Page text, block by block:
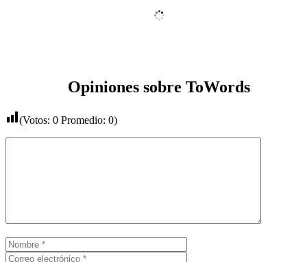
Opiniones sobre ToWords
(Votos: 0 Promedio: 0)
Nombre
electrónico